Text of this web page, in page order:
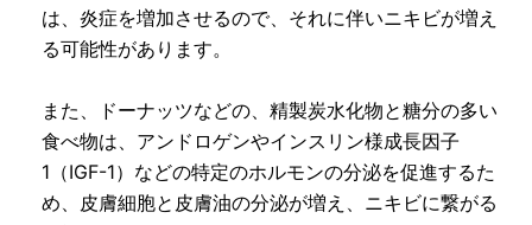
は、炎症を増加させるので、それに伴いニキビが増え
る可能性があります。
また、ドーナッツなどの、精製炭水化物と糖分の多い
食べ物は、アンドロゲンやインスリン様成長因子
1（IGF-1）などの特定のホルモンの分泌を促進するた
め、皮膚細胞と皮膚油の分泌が増え、ニキビに繋がる